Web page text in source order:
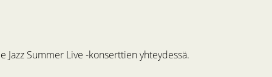
Summer Live -konserttien yhteydessä.